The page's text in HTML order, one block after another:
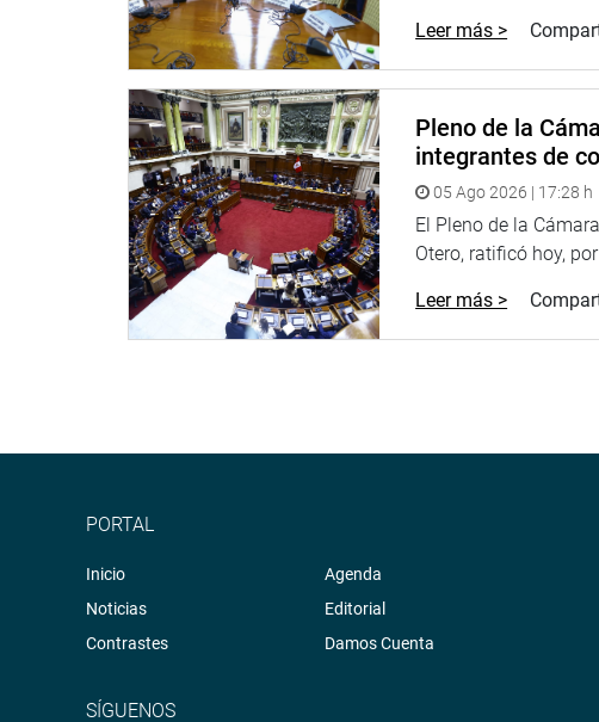
Leer más >
Pleno de la
integrantes de
05 Ago 2026 | 17:28 h
El Pleno de la
Otero, ratificó hoy,
Leer más >
PORTAL
Inicio
Noticias
Contrastes
Agenda
Editorial
Damos Cuenta
SÍGUENOS